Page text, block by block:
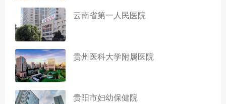
云南省第一人民医院
贵州医科大学附属医院
贵阳市妇幼保健院